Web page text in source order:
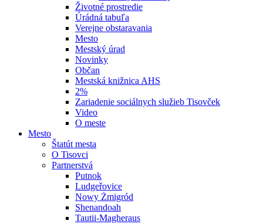
Životné prostredie
Úrádná tabuľa
Verejne obstaravania
Mesto
Mestský úrad
Novinky
Občan
Mestská knižnica AHS
2%
Zariadenie sociálnych služieb Tisovček
Video
O meste
Mesto
Štatút mesta
O Tisovci
Partnerstvá
Putnok
Ludgeřovice
Nowy Żmigród
Shenandoah
Tautii-Magheraus